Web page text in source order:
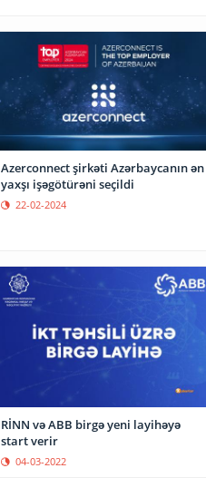
Azerconnect şirkəti Azərbaycanın ən
yaxşı işəgötürəni seçildi
22-02-2024
RİNN və ABB birgə yeni layihəyə
start verir
04-03-2022